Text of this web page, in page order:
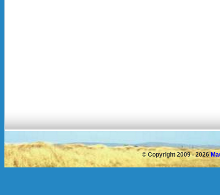
© Copyright 2009 - 2026